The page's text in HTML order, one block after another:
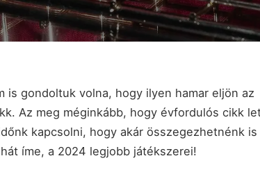
gondoltuk volna, hogy ilyen hamar eljön az
Az meg méginkább, hogy évfordulós cikk
kapcsolni, hogy akár összegezhetnénk is
íme, a 2024 legjobb játékszerei!